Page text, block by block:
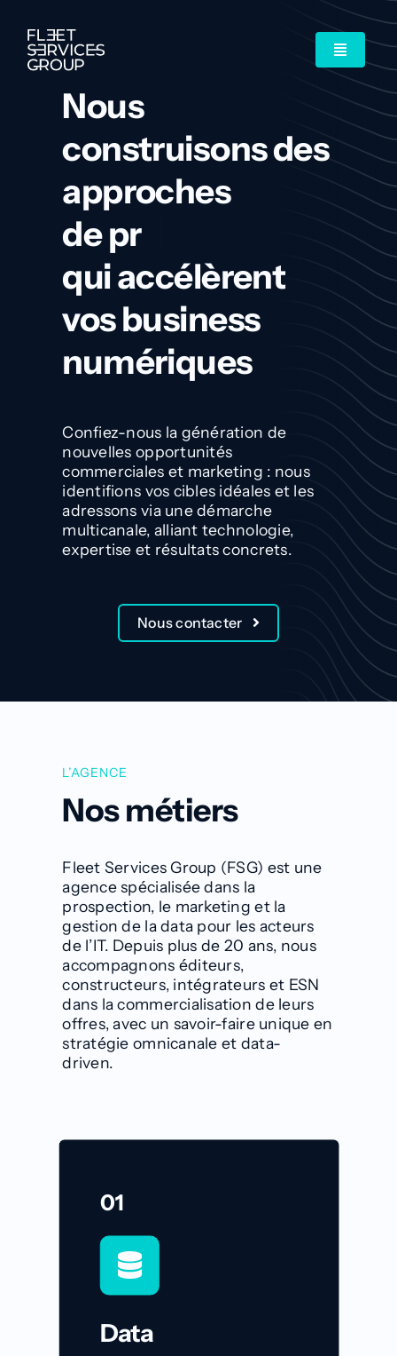
contenu
Toggle
Data
Prospection commerciale
Nos usecases
L’agence
Nous
construisons des
approches
qui accélèrent
vos business
numériques
Confiez-nous la génération de
nouvelles opportunités
commerciales et marketing : nous
identifions vos cibles idéales et les
adressons via une démarche
multicanale, alliant technologie,
expertise et résultats concrets.
Nous contacter
L’AGENCE
Nos métiers
Fleet Services Group (FSG) est une
agence spécialisée dans la
prospection, le marketing et la
gestion de la data pour les acteurs
de l’IT. Depuis plus de 20 ans, nous
accompagnons éditeurs,
constructeurs, intégrateurs et ESN
dans la commercialisation de leurs
offres, avec un savoir-faire unique en
stratégie omnicanale et data-
driven.
01
Data